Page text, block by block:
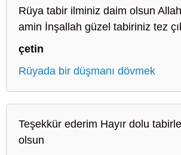
Rüya tabir ilminiz daim olsun
amin İnşallah güzel tabiriniz tez
çetin
Rüyada bir düşmanı dövmek
Teşekkür ederim Hayır dolu
olsun